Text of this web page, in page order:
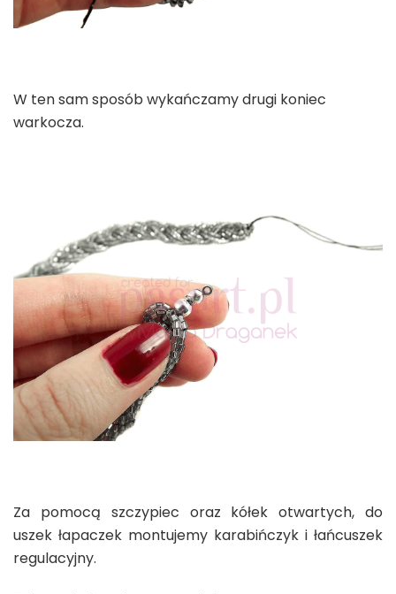
W ten sam sposób wykańczamy drugi koniec
warkocza.
Za pomocą szczypiec oraz kółek otwartych, do
uszek łapaczek montujemy karabińczyk i łańcuszek
regulacyjny.